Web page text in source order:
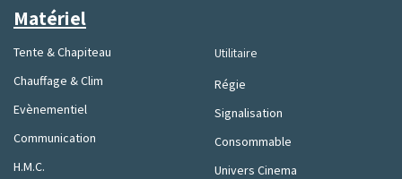
Utilitaire
Régie
Signalisation
Consommable
Univers Cinema
Matériel
Tente & Chapiteau
Chauffage & Clim
Evènementiel
Communication
H.M.C.